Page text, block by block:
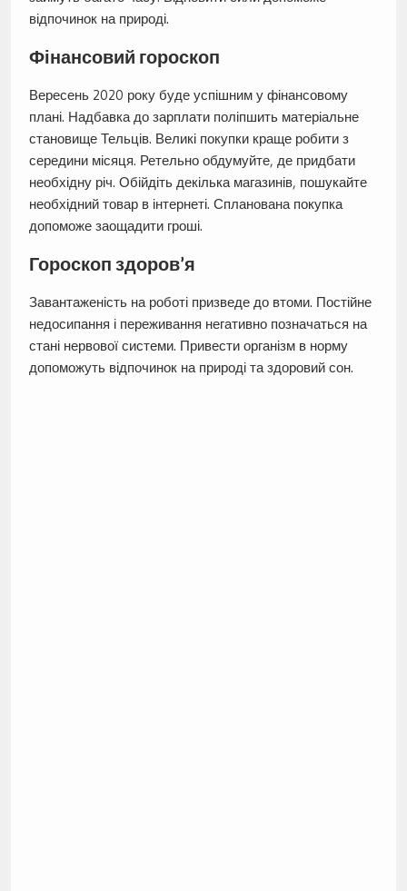
відпочинок на природі.
Фінансовий гороскоп
Вересень 2020 року буде успішним у фінансовому
плані. Надбавка до зарплати поліпшить матеріальне
становище Тельців. Великі покупки краще робити з
середини місяця. Ретельно обдумуйте, де придбати
необхідну річ. Обійдіть декілька магазинів, пошукайте
необхідний товар в інтернеті. Спланована покупка
допоможе заощадити гроші.
Гороскоп здоров’я
Завантаженість на роботі призведе до втоми. Постійне
недосипання і переживання негативно позначаться на
стані нервової системи. Привести організм в норму
допоможуть відпочинок на природі та здоровий сон.